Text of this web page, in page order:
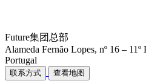
Future集团总部
Alameda Fernão Lopes, nº 16 – 11º
Portugal
联系方式 查看地图